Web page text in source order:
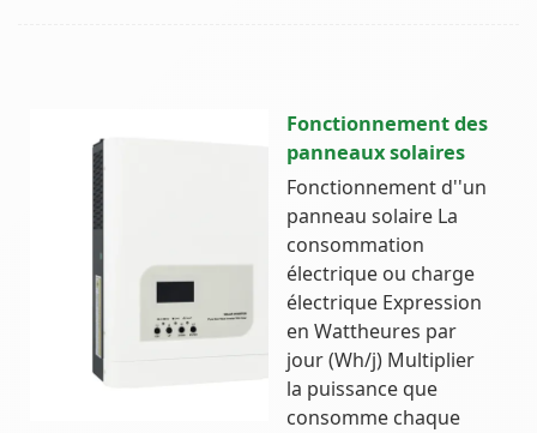
Fonctionnement des
panneaux solaires
Fonctionnement d''un
panneau solaire La
consommation
électrique ou charge
électrique Expression
en Wattheures par
jour (Wh/j) Multiplier
la puissance que
consomme chaque